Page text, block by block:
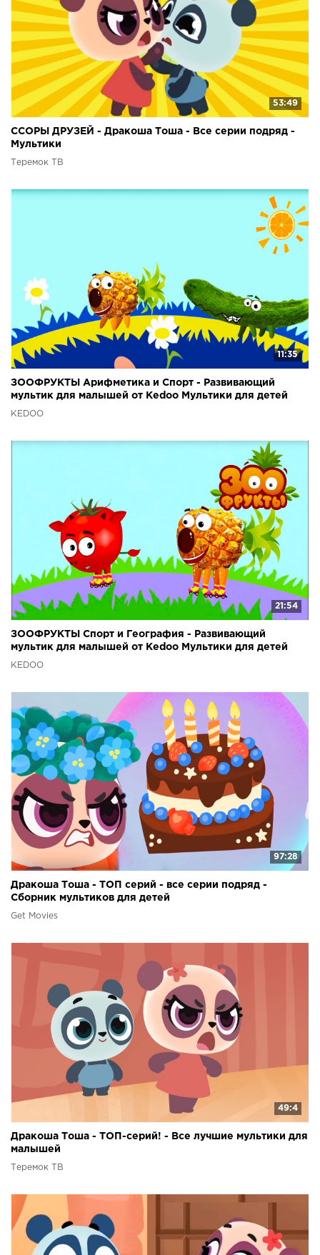
53:49
ССОРЫ ДРУЗЕЙ - Дракоша Тоша - Все серии подряд -
Мультики
Теремок ТВ
11:35
ЗООФРУКТЫ Арифметика и Спорт - Развивающий
мультик для малышей от Kedoo Мультики для детей
KEDOO
21:54
ЗООФРУКТЫ Спорт и География - Развивающий
мультик для малышей от Kedoo Мультики для детей
KEDOO
97:28
Дракоша Тоша - ТОП серий - все серии подряд -
Сборник мультиков для детей
Get Movies
49:4
Дракоша Тоша - ТОП-серий! - Все лучшие мультики для
малышей
Теремок ТВ